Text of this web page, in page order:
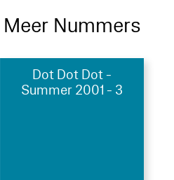
Meer Nummers
Dot Dot Dot -
Summer 2001 - 3